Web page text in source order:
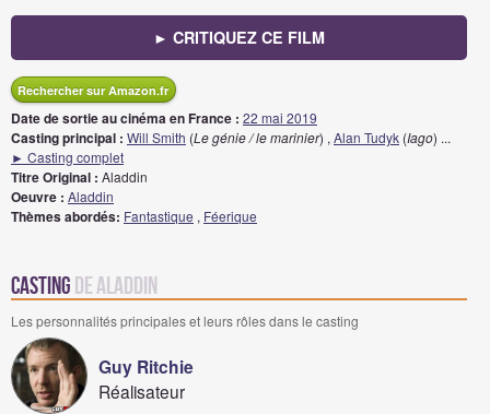
► CRITIQUEZ CE FILM
Rechercher sur Amazon.fr
Date de sortie au cinéma en France : 22 mai 2019
Casting principal : Will Smith (Le génie / le marinier) , Alan Tudyk (Iago) ...
► Casting complet
Titre Original : Aladdin
Oeuvre : Aladdin
Thèmes abordés: Fantastique , Féerique
Casting de Aladdin
Les personnalités principales et leurs rôles dans le casting
Guy Ritchie
Réalisateur